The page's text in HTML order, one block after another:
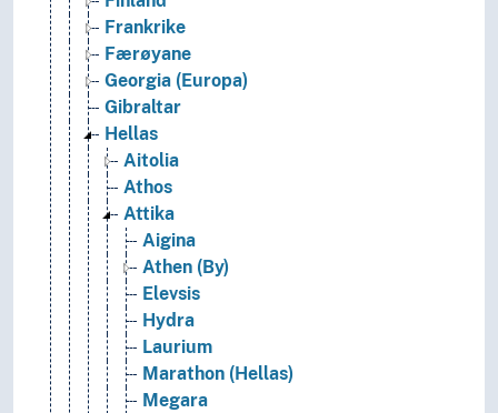
Frankrike
Færøyane
Georgia (Europa)
Gibraltar
Hellas
Aitolia
Athos
Attika
Aigina
Athen (By)
Elevsis
Hydra
Laurium
Marathon (Hellas)
Megara